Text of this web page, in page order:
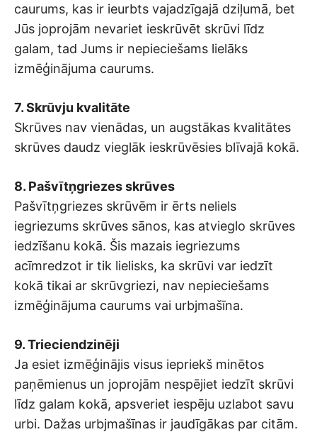
caurums, kas ir ieurbts vajadzīgajā dziļumā, bet
Jūs joprojām nevariet ieskrūvēt skrūvi līdz
galam, tad Jums ir nepieciešams lielāks
izmēģinājuma caurums.
7. Skrūvju kvalitāte
Skrūves nav vienādas, un augstākas kvalitātes
skrūves daudz vieglāk ieskrūvēsies blīvajā kokā.
8. Pašvītņgriezes skrūves
Pašvītņgriezes skrūvēm ir ērts neliels
iegriezums skrūves sānos, kas atvieglo skrūves
iedzīšanu kokā. Šis mazais iegriezums
acīmredzot ir tik lielisks, ka skrūvi var iedzīt
kokā tikai ar skrūvgriezi, nav nepieciešams
izmēģinājuma caurums vai urbjmašīna.
9. Trieciendzinēji
Ja esiet izmēģinājis visus iepriekš minētos
paņēmienus un joprojām nespējiet iedzīt skrūvi
līdz galam kokā, apsveriet iespēju uzlabot savu
urbi. Dažas urbjmašīnas ir jaudīgākas par citām.